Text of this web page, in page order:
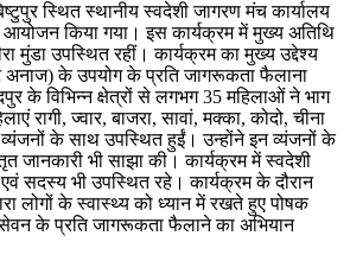
स्थित स्थानीय स्वदेशी जागरण मंच कार्यालय
आयोजन किया गया। इस कार्यक्रम में मुख्य अतिथि
मुंडा उपस्थित रहीं। कार्यक्रम का मुख्य उद्देश्य
अनाज) के उपयोग के प्रति जागरूकता फैलाना
के विभिन्न क्षेत्रों से लगभग 35 महिलाओं ने भाग
रागी, ज्वार, बाजरा, सावां, मक्का, कोदो, चीना
के साथ उपस्थित हुईं। उन्होंने इन व्यंजनों के
जानकारी भी साझा की। कार्यक्रम में स्वदेशी
सदस्य भी उपस्थित रहे। कार्यक्रम के दौरान
लोगों के स्वास्थ्य को ध्यान में रखते हुए पोषक
के प्रति जागरूकता फैलाने का अभियान